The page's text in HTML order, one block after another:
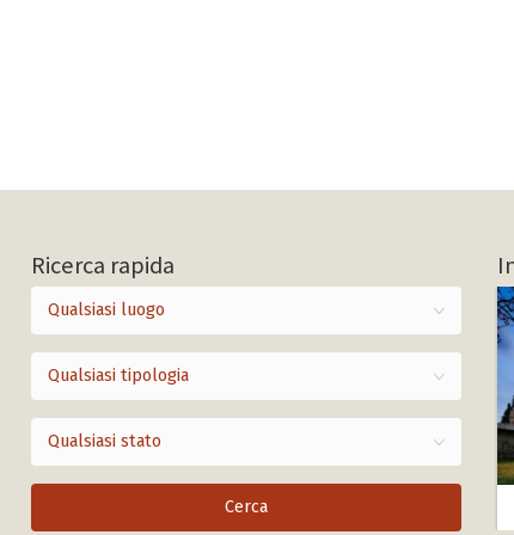
Ricerca rapida
Qualsiasi luogo
Qualsiasi tipologia
Qualsiasi stato